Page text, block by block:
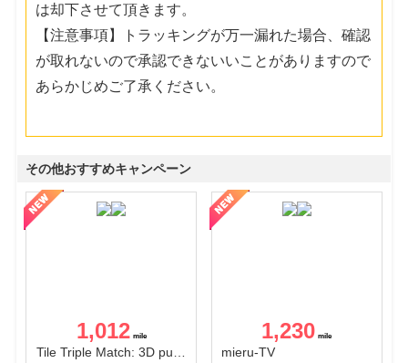
は却下させて頂きます。
【注意事項】トラッキングが万一漏れた場合、確認
が取れないので承認できないいことがありますので
あらかじめご了承ください。
その他おすすめキャンペーン
1,012
Tile Triple Match: 3D puzzle
1,230
mieru-TV